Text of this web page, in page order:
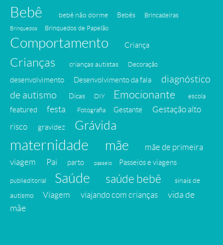
Bebê
bebê não dorme Bebês Brincadeiras
Brinquedos Brinquedos de Papelão
Comportamento Criança
Crianças crianças autistas Decoração
desenvolvimento Desenvolvimento da fala
diagnóstico
de autismo
Dicas DIY Emocionante escola
featured festa Fotografia Gestante
Gestação alto
risco
gravidez Grávida
maternidade mãe
mãe de primeira
viagem
Pai parto passeio Passeios e viagens
publieditorial Saúde saúde bebê
sinais de
autismo
Viagem viajando com crianças
vida de
mãe